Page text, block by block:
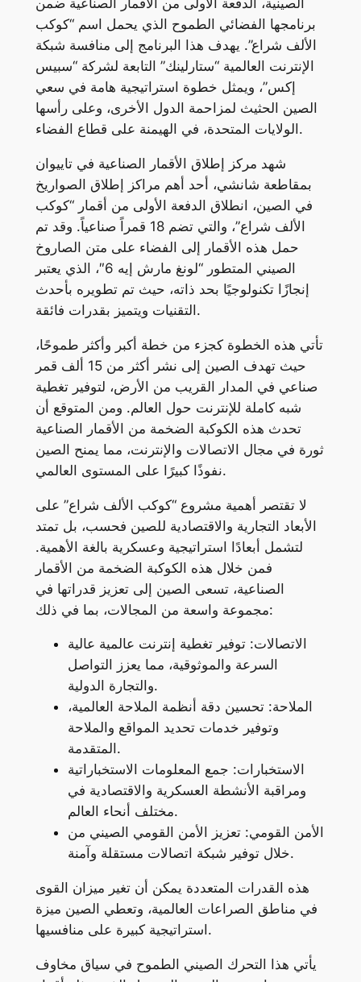
الصينية، الدفعة الأولى من الأقمار الصناعية ضمن
برنامجها الفضائي الطموح الذي يحمل اسم “كوكب
الألف شراع”. يهدف هذا البرنامج إلى منافسة شبكة
الإنترنت العالمية “ستارلينك” التابعة لشركة “سبيس
إكس”، ويمثل خطوة استراتيجية هامة في سعي
الصين الحثيث لمزاحمة الدول الأخرى، وعلى رأسها
الولايات المتحدة، في الهيمنة على قطاع الفضاء.
شهد مركز إطلاق الأقمار الصناعية في تاييوان
بمقاطعة شانشي، أحد أهم مراكز إطلاق الصواريخ
في الصين، انطلاق الدفعة الأولى من أقمار “كوكب
الألف شراع”، والتي تضم 18 قمراً صناعياً. وقد تم
حمل هذه الأقمار إلى الفضاء على متن الصاروخ
الصيني المتطور “لونغ مارش إيه 6″، الذي يعتبر
إنجازًا تكنولوجيًا بحد ذاته، حيث تم تطويره بأحدث
التقنيات ويتميز بقدرات فائقة.
تأتي هذه الخطوة كجزء من خطة أكبر وأكثر طموحًا،
حيث تهدف الصين إلى نشر أكثر من 15 ألف قمر
صناعي في المدار القريب من الأرض، لتوفير تغطية
شبه كاملة للإنترنت حول العالم. ومن المتوقع أن
تحدث هذه الكوكبة الضخمة من الأقمار الصناعية
ثورة في مجال الاتصالات والإنترنت، مما يمنح الصين
نفوذًا كبيرًا على المستوى العالمي.
لا تقتصر أهمية مشروع “كوكب الألف شراع” على
الأبعاد التجارية والاقتصادية للصين فحسب، بل تمتد
لتشمل أبعادًا استراتيجية وعسكرية بالغة الأهمية.
فمن خلال هذه الكوكبة الضخمة من الأقمار
الصناعية، تسعى الصين إلى تعزيز قدراتها في
مجموعة واسعة من المجالات، بما في ذلك:
الاتصالات: توفير تغطية إنترنت عالمية عالية
السرعة والموثوقية، مما يعزز التواصل
والتجارة الدولية.
الملاحة: تحسين دقة أنظمة الملاحة العالمية،
وتوفير خدمات تحديد المواقع والملاحة
المتقدمة.
الاستخبارات: جمع المعلومات الاستخباراتية
ومراقبة الأنشطة العسكرية والاقتصادية في
مختلف أنحاء العالم.
الأمن القومي: تعزيز الأمن القومي الصيني من
خلال توفير شبكة اتصالات مستقلة وآمنة.
هذه القدرات المتعددة يمكن أن تغير ميزان القوى
في مناطق الصراعات العالمية، وتعطي الصين ميزة
استراتيجية كبيرة على منافسيها.
يأتي هذا التحرك الصيني الطموح في سياق مخاوف